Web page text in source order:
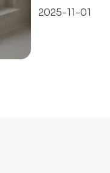
2025-11-01